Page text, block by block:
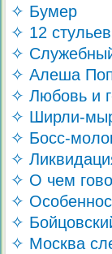
✧ Бумер
✧ 12 стульев
✧
✧ Алеша
✧ Любовь и
✧ Ширли-
✧ Босс-
✧
✧ О чем
✧
✧
✧ Москва